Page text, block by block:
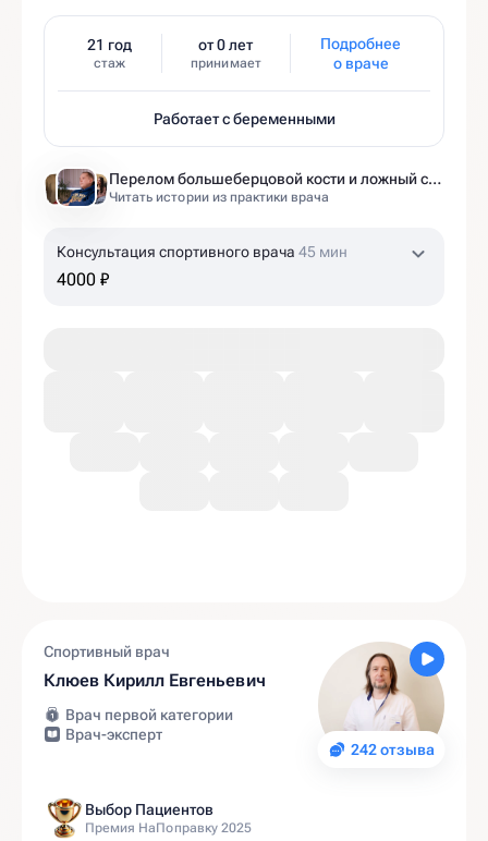
21 год
стаж
от 0 лет
принимает
Подробнее
о враче
Работает с беременными
Перелом большеберцовой кости и ложный сустав: моя история восстановления длиной в полтора года
Читать истории из практики врача
Консультация спортивного врача 45 мин
4000 ₽
242 отзыва
Спортивный врач
Клюев Кирилл Евгеньевич
Врач первой категории
Врач-эксперт
Выбор Пациентов
Премия НаПоправку 2025